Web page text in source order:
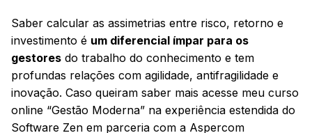
Saber calcular as assimetrias entre risco, retorno e
investimento é um diferencial ímpar para os
gestores do trabalho do conhecimento e tem
profundas relações com agilidade, antifragilidade e
inovação. Caso queiram saber mais acesse meu curso
online “Gestão Moderna” na experiência estendida do
Software Zen em parceria com a Aspercom